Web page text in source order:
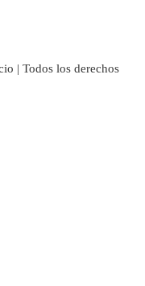
| Todos los derechos